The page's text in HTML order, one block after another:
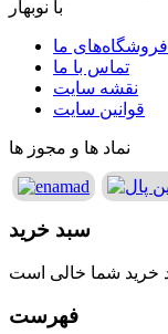
با نوبهار
فروشگاه‌های ما
تماس با ما
نقشه سایت
قوانین سایت
نماد ها و مجوز ها
سبد خرید
فهرست